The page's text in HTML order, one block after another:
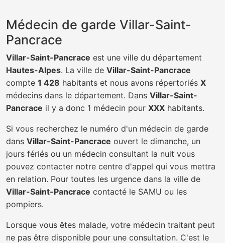
Médecin de garde Villar-Saint-
Pancrace
Villar-Saint-Pancrace est une ville du département
Hautes-Alpes. La ville de Villar-Saint-Pancrace
compte 1 428 habitants et nous avons répertoriés X
médecins dans le département. Dans Villar-Saint-
Pancrace il y a donc 1 médecin pour XXX habitants.
Si vous recherchez le numéro d'un médecin de garde
dans Villar-Saint-Pancrace ouvert le dimanche, un
jours fériés ou un médecin consultant la nuit vous
pouvez contacter notre centre d'appel qui vous mettra
en relation. Pour toutes les urgence dans la ville de
Villar-Saint-Pancrace contacté le SAMU ou les
pompiers.
Lorsque vous êtes malade, votre médecin traitant peut
ne pas être disponible pour une consultation. C'est le